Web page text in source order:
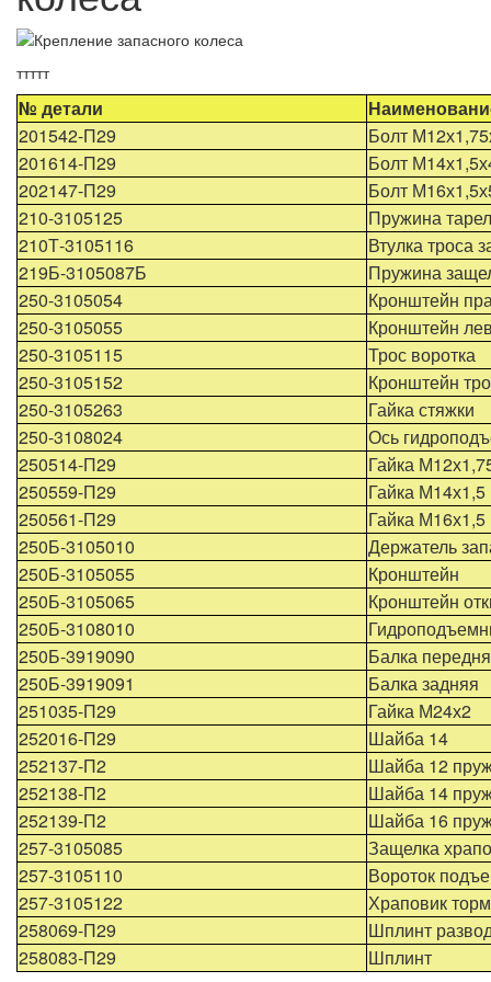
ттттт
№ детали
201542-П29
Болт
201614-П29
Болт
202147-П29
Болт
210-3105125
Пружина
210Т-3105116
Втулка троса
219Б-3105087Б
Пружина
250-3105054
Кронштейн
250-3105055
Кронштейн
250-3105115
Трос воротка
250-3105152
Кронштейн
250-3105263
Гайка стяжки
250-3108024
Ось
250514-П29
Гайка
250559-П29
Гайка М14х1,5
250561-П29
Гайка М16х1,5
250Б-3105010
Держатель
250Б-3105055
Кронштейн
250Б-3105065
Кронштейн
250Б-3108010
250Б-3919090
Балка
250Б-3919091
Балка задняя
251035-П29
Гайка М24х2
252016-П29
Шайба 14
252137-П2
Шайба 12
252138-П2
Шайба 14
252139-П2
Шайба 16
257-3105085
Защелка
257-3105110
Вороток
257-3105122
Храповик
258069-П29
Шплинт
258083-П29
Шплинт